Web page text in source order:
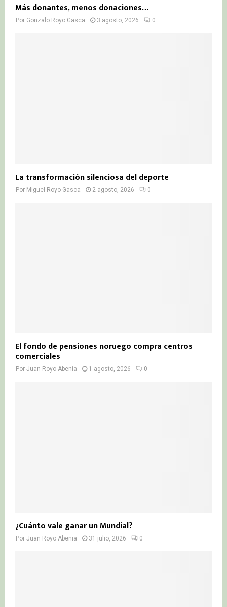
Más donantes, menos donaciones…
Por Gonzalo Royo Gasca 3 agosto, 2026 0
La transformación silenciosa del deporte
Por Miguel Royo Gasca 2 agosto, 2026 0
El fondo de pensiones noruego compra centros
comerciales
Por Juan Royo Abenia 1 agosto, 2026 0
¿Cuánto vale ganar un Mundial?
Por Juan Royo Abenia 31 julio, 2026 0